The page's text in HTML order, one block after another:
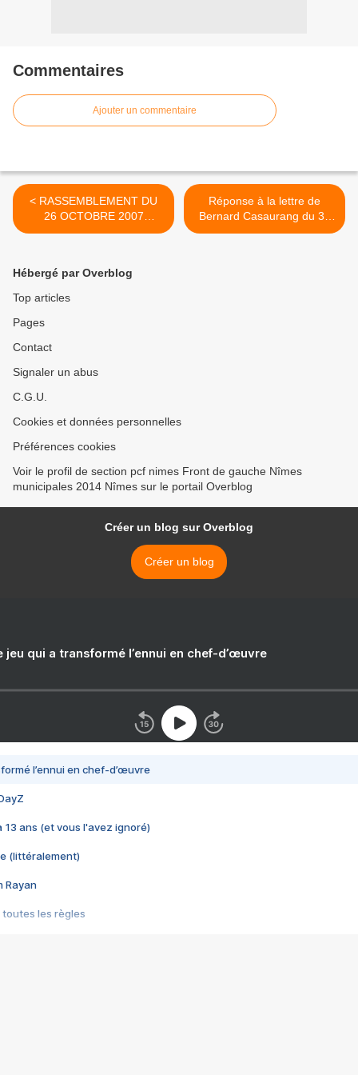
Commentaires
Ajouter un commentaire
< RASSEMBLEMENT DU
26 OCTOBRE 2007
DEVANT LA PREFECTURE
soins, développement des
services publics
Réponse à la lettre de
Bernard Casaurang du 30
octobre 2007 >
Hébergé par Overblog
Top articles
Pages
Contact
Signaler un abus
C.G.U.
Cookies et données personnelles
Préférences cookies
Voir le profil de section pcf nimes Front de gauche Nîmes
municipales 2014 Nîmes sur le portail Overblog
Créer un blog sur Overblog
Créer un blog
jeu qui a transformé l’ennui en chef-d’œuvre
l’ennui en chef-d’œuvre
13 ans (et vous l'avez ignoré)
(littéralement)
Rayan
toutes les règles